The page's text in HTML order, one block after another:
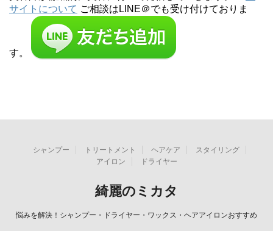
サイトについて ご相談はLINE＠でも受け付けておりま
す。
シャンプー トリートメント ヘアケア
スタイリング
アイロン
ドライヤー
綺麗のミカタ
悩みを解決！シャンプー・ドライヤー・ワックス・ヘアアイロンおすすめ